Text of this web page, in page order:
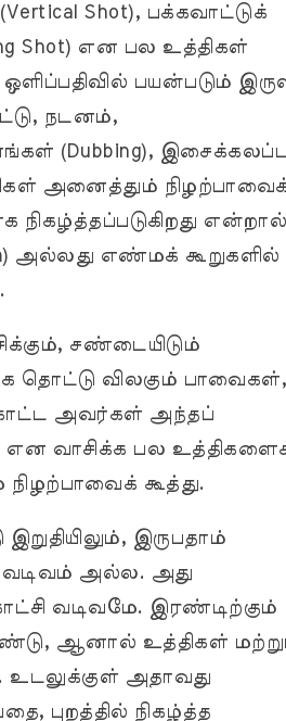
Shot), பக்கவாட்டுக்
Shot) என பல உத்திகள்
பயன்படும்
நடனம்,
(Dubbing),
அனைத்தும்
நிகழ்த்தப்படுகிறது
அல்லது எண்மக் கூறுகளில்
சண்டையிடும்
தொட்டு விலகும் பாவைகள்,
காட்ட அவர்கள் அந்தப்
வாசிக்க பல
கூத்து.
இருபதாம்
வடிவம் அல்ல. அது
வடிவமே. இரண்டிற்கும்
ஆனால் உத்திகள்
அதாவது
புறத்தில் நிகழ்த்த